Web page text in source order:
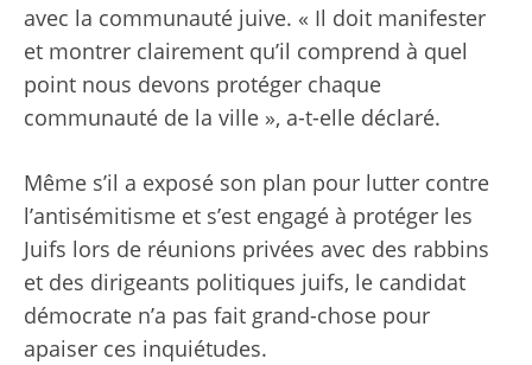
avec la communauté juive. « Il doit manifester
et montrer clairement qu’il comprend à quel
point nous devons protéger chaque
communauté de la ville », a-t-elle déclaré.
Même s’il a exposé son plan pour lutter contre
l’antisémitisme et s’est engagé à protéger les
Juifs lors de réunions privées avec des rabbins
et des dirigeants politiques juifs, le candidat
démocrate n’a pas fait grand-chose pour
apaiser ces inquiétudes.